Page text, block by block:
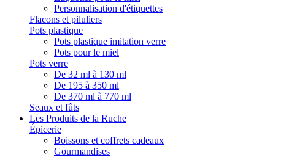
Personnalisation d'étiquettes
Flacons et piluliers
Pots plastique
Pots plastique imitation verre
Pots pour le miel
Pots verre
De 32 ml à 130 ml
De 195 à 350 ml
De 370 ml à 770 ml
Seaux et fûts
Les Produits de la Ruche
Épicerie
Boissons et coffrets cadeaux
Gourmandises